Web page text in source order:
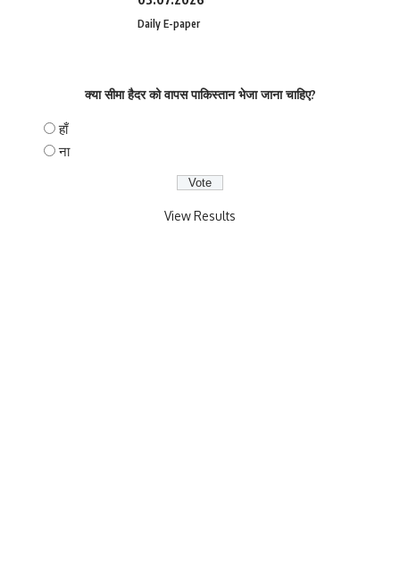
Daily E-paper
क्या सीमा हैदर को वापस पाकिस्तान भेजा जाना चाहिए?
हाँ
ना
View Results